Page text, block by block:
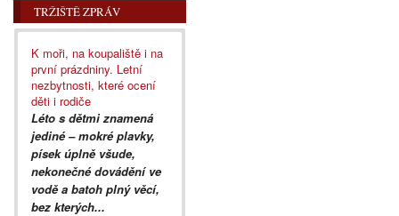
TRŽIŠTĚ ZPRÁV
K moři, na koupaliště i na
první prázdniny. Letní
nezbytnosti, které ocení
děti i rodiče
Léto s dětmi znamená
jediné – mokré plavky,
písek úplně všude,
nekonečné dovádění ve
vodě a batoh plný věcí,
bez kterých...